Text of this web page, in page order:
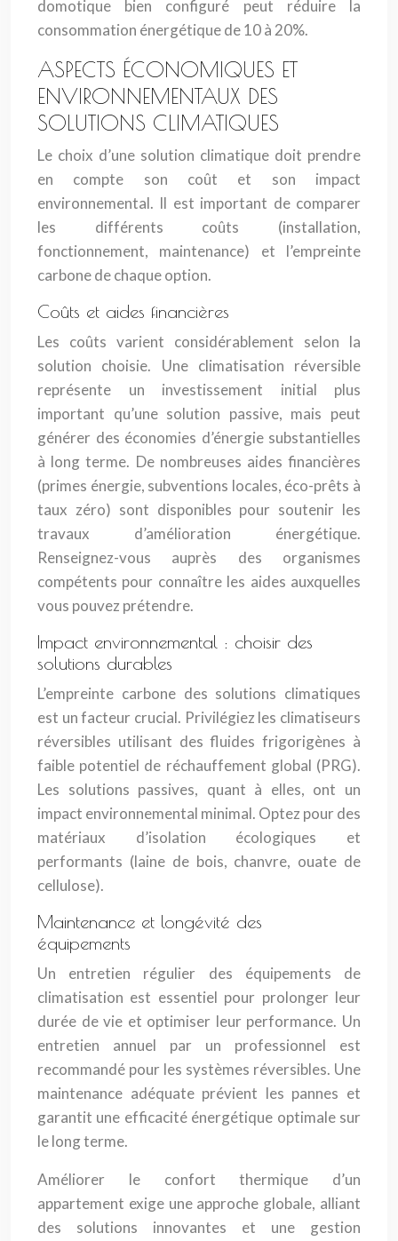
domotique bien configuré peut réduire la
consommation énergétique de 10 à 20%.
ASPECTS ÉCONOMIQUES ET
ENVIRONNEMENTAUX DES
SOLUTIONS CLIMATIQUES
Le choix d’une solution climatique doit prendre
en compte son coût et son impact
environnemental. Il est important de comparer
les différents coûts (installation,
fonctionnement, maintenance) et l’empreinte
carbone de chaque option.
Coûts et aides financières
Les coûts varient considérablement selon la
solution choisie. Une climatisation réversible
représente un investissement initial plus
important qu’une solution passive, mais peut
générer des économies d’énergie substantielles
à long terme. De nombreuses aides financières
(primes énergie, subventions locales, éco-prêts à
taux zéro) sont disponibles pour soutenir les
travaux d’amélioration énergétique.
Renseignez-vous auprès des organismes
compétents pour connaître les aides auxquelles
vous pouvez prétendre.
Impact environnemental : choisir des
solutions durables
L’empreinte carbone des solutions climatiques
est un facteur crucial. Privilégiez les climatiseurs
réversibles utilisant des fluides frigorigènes à
faible potentiel de réchauffement global (PRG).
Les solutions passives, quant à elles, ont un
impact environnemental minimal. Optez pour des
matériaux d’isolation écologiques et
performants (laine de bois, chanvre, ouate de
cellulose).
Maintenance et longévité des
équipements
Un entretien régulier des équipements de
climatisation est essentiel pour prolonger leur
durée de vie et optimiser leur performance. Un
entretien annuel par un professionnel est
recommandé pour les systèmes réversibles. Une
maintenance adéquate prévient les pannes et
garantit une efficacité énergétique optimale sur
le long terme.
Améliorer le confort thermique d’un
appartement exige une approche globale, alliant
des solutions innovantes et une gestion